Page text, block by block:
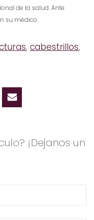
de la salud. Ante
su médico.
, cabestrillos,
¡Dejanos un